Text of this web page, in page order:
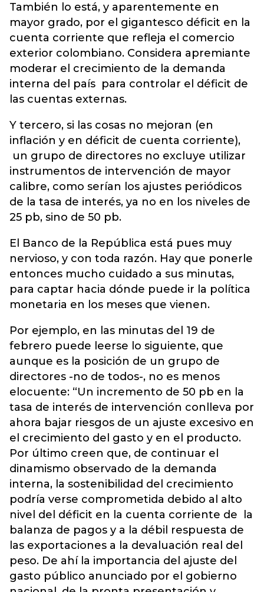
También lo está, y aparentemente en
mayor grado, por el gigantesco déficit en la
cuenta corriente que refleja el comercio
exterior colombiano. Considera apremiante
moderar el crecimiento de la demanda
interna del país para controlar el déficit de
las cuentas externas.
Y tercero, si las cosas no mejoran (en
inflación y en déficit de cuenta corriente),
un grupo de directores no excluye utilizar
instrumentos de intervención de mayor
calibre, como serían los ajustes periódicos
de la tasa de interés, ya no en los niveles de
25 pb, sino de 50 pb.
El Banco de la República está pues muy
nervioso, y con toda razón. Hay que ponerle
entonces mucho cuidado a sus minutas,
para captar hacia dónde puede ir la política
monetaria en los meses que vienen.
Por ejemplo, en las minutas del 19 de
febrero puede leerse lo siguiente, que
aunque es la posición de un grupo de
directores -no de todos-, no es menos
elocuente: “Un incremento de 50 pb en la
tasa de interés de intervención conlleva por
ahora bajar riesgos de un ajuste excesivo en
el crecimiento del gasto y en el producto.
Por último creen que, de continuar el
dinamismo observado de la demanda
interna, la sostenibilidad del crecimiento
podría verse comprometida debido al alto
nivel del déficit en la cuenta corriente de la
balanza de pagos y a la débil respuesta de
las exportaciones a la devaluación real del
peso. De ahí la importancia del ajuste del
gasto público anunciado por el gobierno